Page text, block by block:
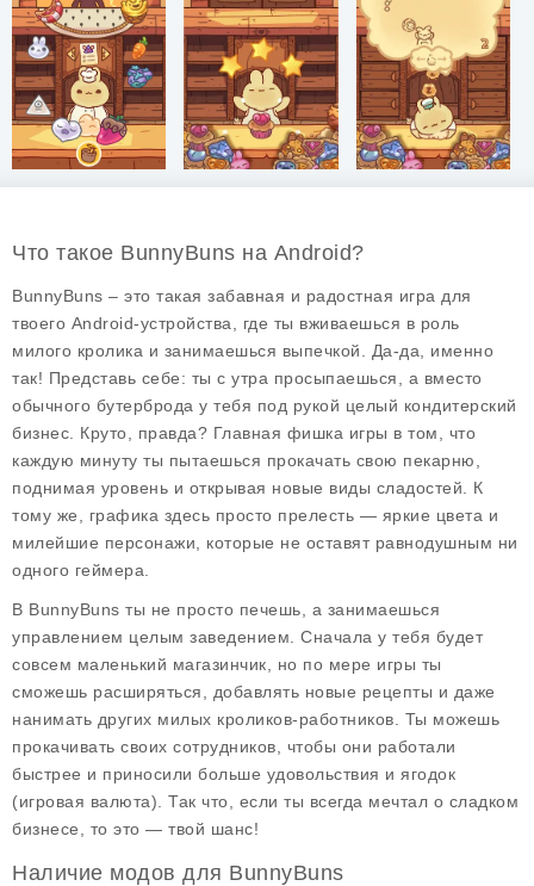
Что такое BunnyBuns на Android?
BunnyBuns – это такая забавная и радостная игра для
твоего Android-устройства, где ты вживаешься в роль
милого кролика и занимаешься выпечкой. Да-да, именно
так! Представь себе: ты с утра просыпаешься, а вместо
обычного бутерброда у тебя под рукой целый кондитерский
бизнес. Круто, правда? Главная фишка игры в том, что
каждую минуту ты пытаешься прокачать свою пекарню,
поднимая уровень и открывая новые виды сладостей. К
тому же, графика здесь просто прелесть — яркие цвета и
милейшие персонажи, которые не оставят равнодушным ни
одного геймера.
В BunnyBuns ты не просто печешь, а занимаешься
управлением целым заведением. Сначала у тебя будет
совсем маленький магазинчик, но по мере игры ты
сможешь расширяться, добавлять новые рецепты и даже
нанимать других милых кроликов-работников. Ты можешь
прокачивать своих сотрудников, чтобы они работали
быстрее и приносили больше удовольствия и ягодок
(игровая валюта). Так что, если ты всегда мечтал о сладком
бизнесе, то это — твой шанс!
Наличие модов для BunnyBuns